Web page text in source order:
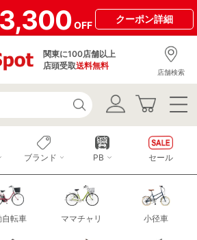
OFF
クーポン詳細
関東に100店舗以上
店頭受取送料無料
店舗検索
自転車 ママチャリ 小径車
ブランド PB セール